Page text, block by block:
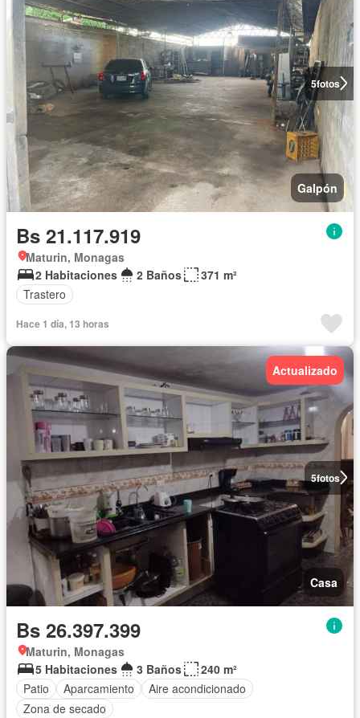
5fotos
Galpón
Bs 21.117.919
Maturin, Monagas
2 Habitaciones
2 Baños
371 m²
Trastero
Hace 1 día, 13 horas
5fotos
Actualizado
Casa
Bs 26.397.399
Maturin, Monagas
5 Habitaciones
3 Baños
240 m²
Patio
Aparcamiento
Aire acondicionado
Zona de secado